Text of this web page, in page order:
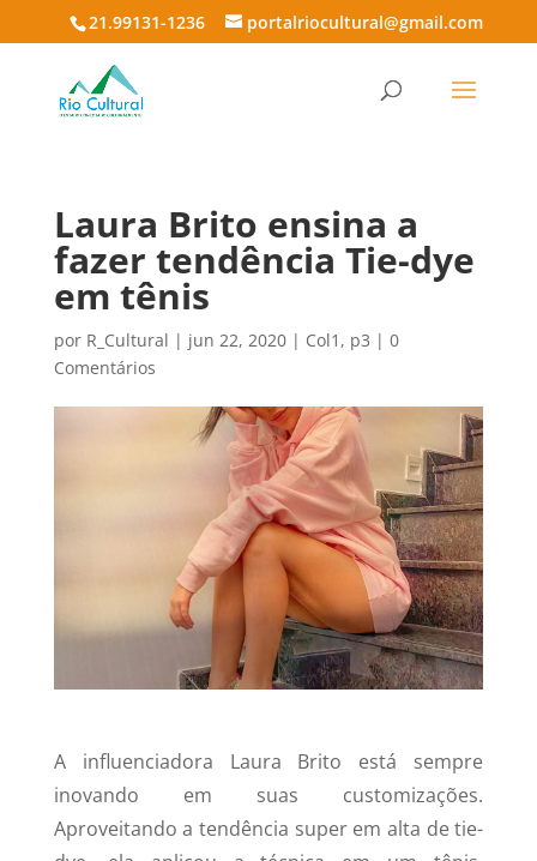
21.99131-1236 portalriocultural@gmail.com
Laura Brito ensina a
fazer tendência Tie-dye
em tênis
por R_Cultural | jun 22, 2020| Col1 , p3 | 0
Comentários
A influenciadora Laura Brito está sempre
inovando em suas customizações.
Aproveitando a tendência super em alta de tie-